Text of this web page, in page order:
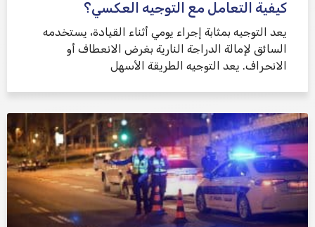
كيفية التعامل مع التوجيه العكسي؟
يعد التوجيه بمثابة إجراء يومي أثناء القيادة، يستخدمه
السائق لإمالة الدراجة النارية بغرض الانعطاف أو
الانحراف. يعد التوجيه الطريقة الأسهل